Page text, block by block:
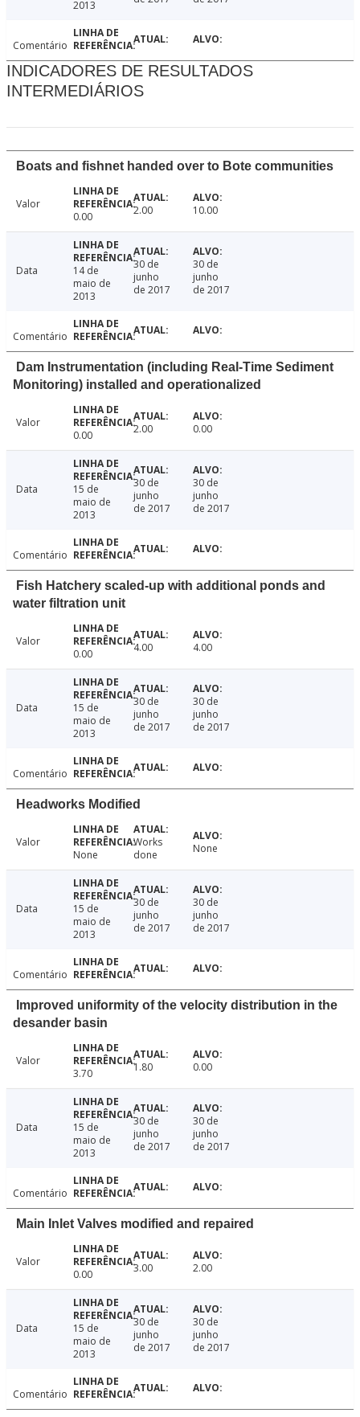
2013
Comentário
INDICADORES DE RESULTADOS
INTERMEDIÁRIOS
Boats and fishnet handed over to Bote communities
Valor
0.00
2.00 10.00
Data
14 de
maio de
2013
30 de
junho
de 2017
30 de
junho
de 2017
Comentário
Dam Instrumentation (including Real-Time Sediment
Monitoring) installed and operationalized
Valor
0.00
2.00 0.00
Data
15 de
maio de
2013
30 de
junho
de 2017
30 de
junho
de 2017
Comentário
Fish Hatchery scaled-up with additional ponds and
water filtration unit
Valor
0.00
4.00 4.00
Data
15 de
maio de
2013
30 de
junho
de 2017
30 de
junho
de 2017
Comentário
Headworks Modified
Valor
None
Works
done
None
Data
15 de
maio de
2013
30 de
junho
de 2017
30 de
junho
de 2017
Comentário
Improved uniformity of the velocity distribution in the
desander basin
Valor
3.70
1.80 0.00
Data
15 de
maio de
2013
30 de
junho
de 2017
30 de
junho
de 2017
Comentário
Main Inlet Valves modified and repaired
Valor
0.00
3.00 2.00
Data
15 de
maio de
2013
30 de
junho
de 2017
30 de
junho
de 2017
Comentário